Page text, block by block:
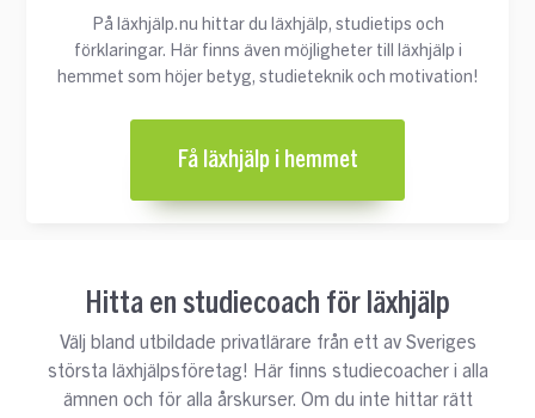
På läxhjälp.nu hittar du läxhjälp, studietips och
förklaringar. Här finns även möjligheter till läxhjälp i
hemmet som höjer betyg, studieteknik och motivation!
Få läxhjälp i hemmet
Hitta en studiecoach för läxhjälp
Välj bland utbildade privatlärare från ett av Sveriges
största läxhjälpsföretag! Här finns studiecoacher i alla
ämnen och för alla årskurser. Om du inte hittar rätt